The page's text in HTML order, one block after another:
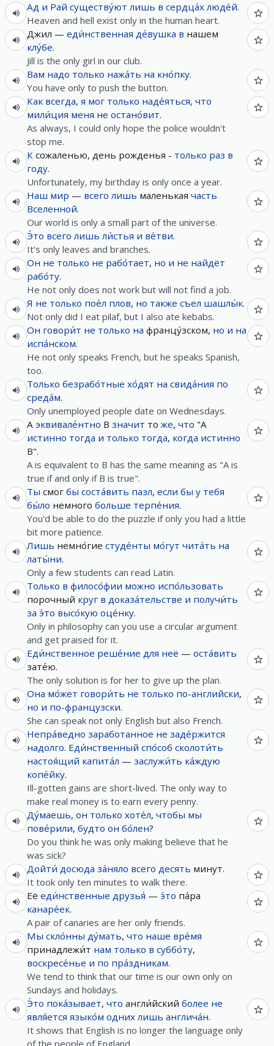
Ад и Рай существу́ют лишь в сердца́х люде́й.
Heaven and hell exist only in the human heart.
Джил — еди́нственная де́вушка в нашем
клу́бе.
Jill is the only girl in our club.
Вам надо только нажа́ть на кно́пку.
You have only to push the button.
Как всегда, я мог только наде́яться, что
мили́ция меня не остано́вит.
As always, I could only hope the police wouldn't
stop me.
К сожаленью, день pожденья - только раз в
году.
Unfortunately, my birthday is only once a year.
Наш мир — всего лишь маленькая часть
Вселенной.
Our world is only a small part of the universe.
Э́то всего лишь ли́стья и ве́тви.
It's only leaves and branches.
Он не только не рабо́тает, но и не найдёт
рабо́ту.
He not only does not work but will not find a job.
Я не только пое́л плов, но также съел шашлы́к.
Not only did I eat pilaf, but I also ate kebabs.
Он говори́т не только на францу́зском, но и на
испа́нском.
He not only speaks French, but he speaks Spanish,
too.
Только безрабо́тные хо́дят на свида́ния по
среда́м.
Only unemployed people date on Wednesdays.
A эквивале́нтно B значит то же, что "A
истинно тогда и только тогда, когда истинно
B".
A is equivalent to B has the same meaning as "A is
true if and only if B is true".
Ты смог бы соста́вить пазл, если бы у тебя
бы́ло немного больше терпе́ния.
You'd be able to do the puzzle if only you had a little
bit more patience.
Лишь немно́гие студе́нты мо́гут чита́ть на
латы́ни.
Only a few students can read Latin.
Только в филосо́фии можно испо́льзовать
порочный круг в доказа́тельстве и получи́ть
за э́то высо́кую оце́нку.
Only in philosophy can you use a circular argument
and get praised for it.
Еди́нственное реше́ние для неё — оста́вить
зате́ю.
The only solution is for her to give up the plan.
Она мо́жет говори́ть не только по-английски,
но и по-французски.
She can speak not only English but also French.
Непра́ведно заработанное не заде́ржится
надолго. Еди́нственный спо́соб сколоти́ть
настоя́щий капита́л — заслужи́ть ка́ждую
копе́йку.
Ill-gotten gains are short-lived. The only way to
make real money is to earn every penny.
Ду́маешь, он только хоте́л, чтобы мы
пове́рили, будто он бо́лен?
Do you think he was only making believe that he
was sick?
Дойти́ досюда за́няло всего десять минут.
It took only ten minutes to walk there.
Её еди́нственные друзья́ — э́то па́ра
канаре́ек.
A pair of canaries are her only friends.
Мы скло́нны ду́мать, что наше вре́мя
принадлежи́т нам только в суббо́ту,
воскресе́нье и по пра́здникам.
We tend to think that our time is our own only on
Sundays and holidays.
Э́то пока́зывает, что англи́йский более не
явля́ется языко́м одних лишь англича́н.
It shows that English is no longer the language only
of the people of England.